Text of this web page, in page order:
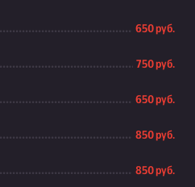
650 руб.
750 руб.
650 руб.
850 руб.
850 руб.